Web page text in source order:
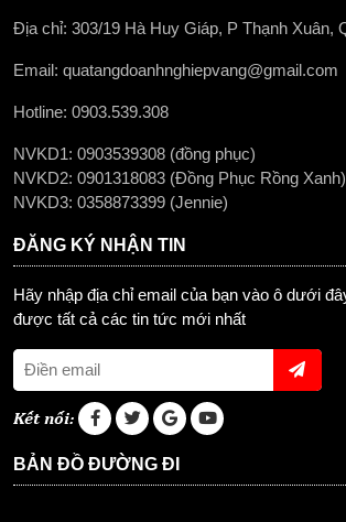
Địa chỉ: 303/19 Hà Huy Giáp, P Thạnh Xuân,
Email: quatangdoanhnghiepvang@gmail.com
Hotline: 0903.539.308
NVKD1: 0903539308 (đồng phục)
NVKD2: 0901318083 (Đồng Phục Rồng Xanh)
NVKD3: 0358873399 (Jennie)
ĐĂNG KÝ NHẬN TIN
Hãy nhập địa chỉ email của bạn vào ô dưới
được tất cả các tin tức mới nhất
Kết nối:
BẢN ĐỒ ĐƯỜNG ĐI